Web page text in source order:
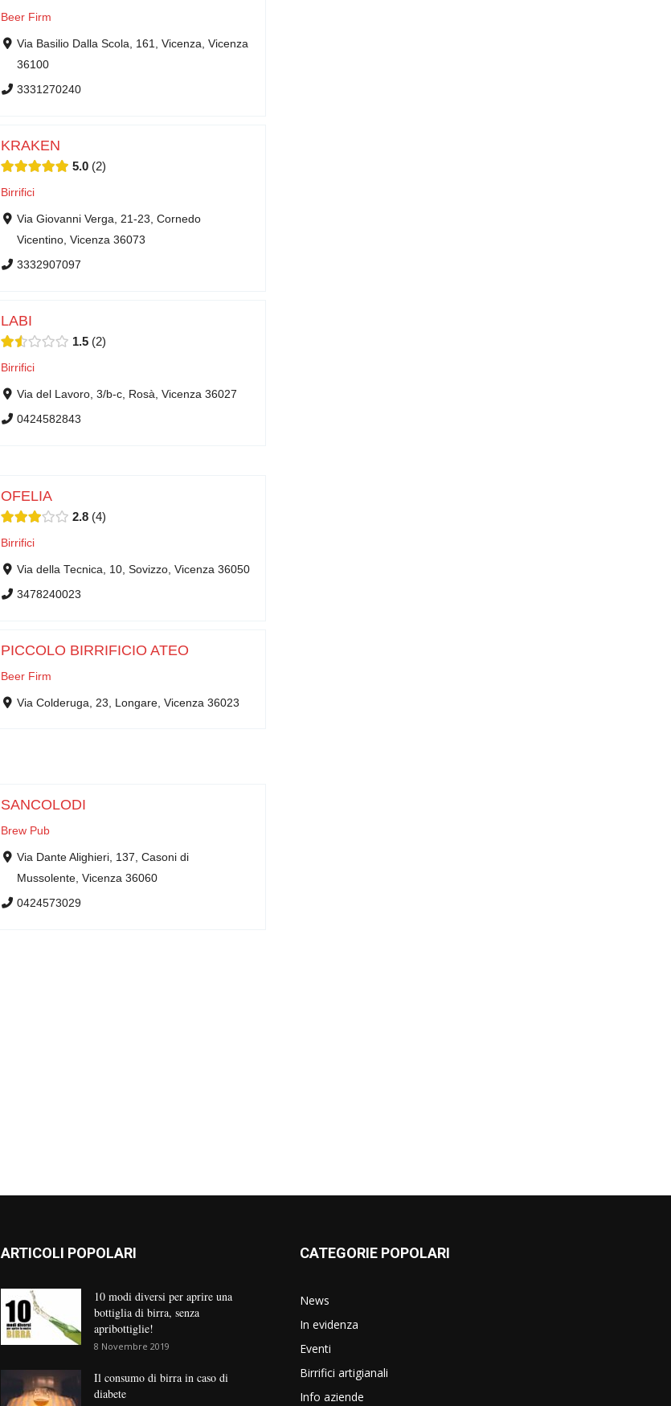
Beer Firm
Via Basilio Dalla Scola, 161, Vicenza, Vicenza
36100
3331270240
KRAKEN
5.0 2
Birrifici
Via Giovanni Verga, 21-23, Cornedo
Vicentino, Vicenza 36073
3332907097
LABI
1.5 2
Birrifici
Via del Lavoro, 3/b-c, Rosà, Vicenza 36027
0424582843
OFELIA
2.8 4
Birrifici
Via della Tecnica, 10, Sovizzo, Vicenza 36050
3478240023
PICCOLO BIRRIFICIO ATEO
Beer Firm
Via Colderuga, 23, Longare, Vicenza 36023
SANCOLODI
Brew Pub
Via Dante Alighieri, 137, Casoni di
Mussolente, Vicenza 36060
0424573029
ARTICOLI POPOLARI
10 modi diversi per aprire una
bottiglia di birra, senza
apribottiglie!
8 Novembre 2019
Il consumo di birra in caso di
diabete
CATEGORIE POPOLARI
News
In evidenza
Eventi
Birrifici artigianali
Info aziende